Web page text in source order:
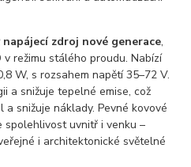
napájecí zdroj nové generace,
režimu stálého proudu. Nabízí
W, s rozsahem napětí 35–72 V.
a snižuje tepelné emise, což
snižuje náklady. Pevné kovové
spolehlivost uvnitř i venku –
i architektonické světelné